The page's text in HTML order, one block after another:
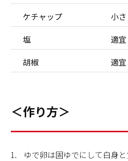
ケチャップ
小
塩
適宜
胡椒
適宜
＜作り方＞
ゆで卵は固ゆでにして白身